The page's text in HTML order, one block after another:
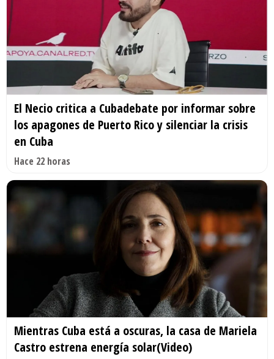
El Necio critica a Cubadebate por informar sobre
los apagones de Puerto Rico y silenciar la crisis
en Cuba
Hace 22 horas
Mientras Cuba está a oscuras, la casa de Mariela
Castro estrena energía solar(Video)